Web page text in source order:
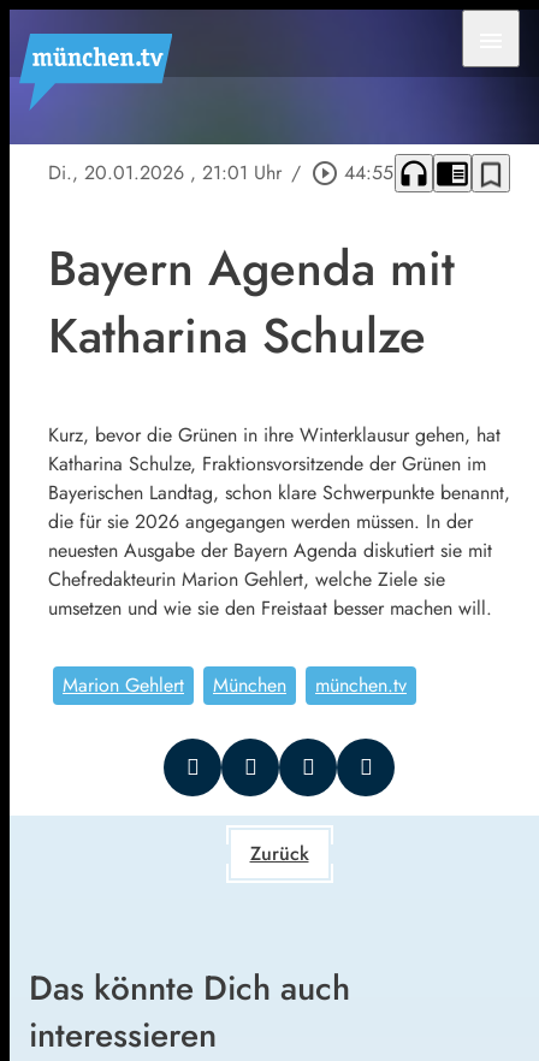
Di., 20.01.2026 , 21:01 Uhr / play_circle_outline 44:55 headphones chrome_reader_mode bookmark_border
Bayern Agenda mit
Katharina Schulze
Kurz, bevor die Grünen in ihre Winterklausur gehen, hat
Katharina Schulze, Fraktionsvorsitzende der Grünen im
Bayerischen Landtag, schon klare Schwerpunkte benannt,
die für sie 2026 angegangen werden müssen. In der
neuesten Ausgabe der Bayern Agenda diskutiert sie mit
Chefredakteurin Marion Gehlert, welche Ziele sie
umsetzen und wie sie den Freistaat besser machen will.
Marion Gehlert München münchen.tv
Zurück
Das könnte Dich auch
interessieren